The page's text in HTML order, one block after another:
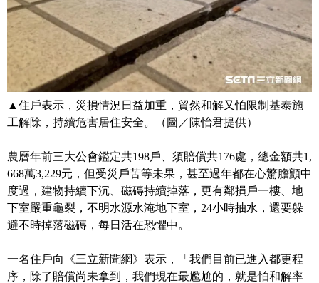
▲住戶表示，災損情況日益加重，貿然和解又怕限制基泰施
工解除，持續危害居住安全。（圖／陳怡君提供）
農曆年前三大公會鑑定共198戶、須賠償共176處，總金額共1,
668萬3,229元，但受災戶苦等未果，甚至過年都在心驚膽顫中
度過，建物持續下沉、磁磚持續掉落，更有鄰損戶一樓、地
下室嚴重龜裂，不明水源水淹地下室，24小時抽水，還要躲
避不時掉落磁磚，每日活在恐懼中。
一名住戶向《三立新聞網》表示，「我們目前已進入都更程
序，除了賠償尚未拿到，我們現在最尷尬的，就是怕和解率